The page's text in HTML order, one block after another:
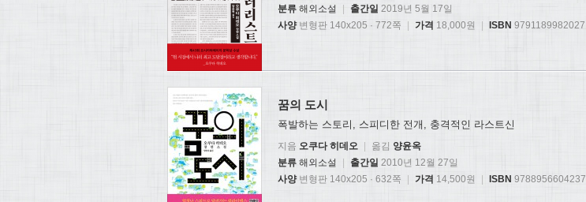
분류 해외소설 | 출간일 2019년 5월 17일
사양변형판 140x205 · 772쪽 | 가격 18,000원 | ISBN 9791189982027
꿈의 도시
폭발하는 스토리, 스피디한 전개, 충격적인 라스트신
지음 오쿠다 히데오 옮김 양윤옥
분류 해외소설 | 출간일 2010년 12월 27일
사양변형판 140x205 · 632쪽 | 가격 14,500원 | ISBN 9788956604237